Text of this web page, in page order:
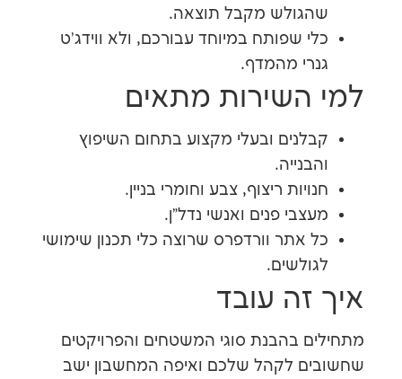
מקבל תוצאה.
שפותח במיוחד עבורכם, ולא ווידג'ט
מתאים
ובעלי מקצוע בתחום השיפוץ
ריצוף, צבע וחומרי בניין.
פנים ואנשי נדל"ן.
וורדפרס שרוצה כלי תכנון שימושי
עובד
בהבנת סוגי המשטחים והפרויקטים
לקהל שלכם ואיפה המחשבון ישב